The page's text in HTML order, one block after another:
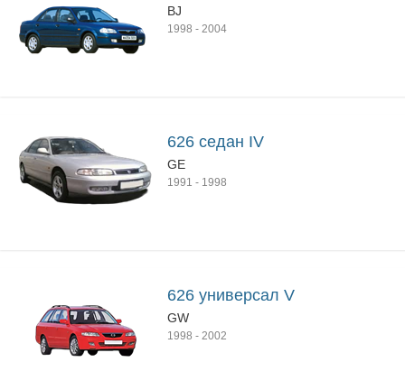
BJ
1998 - 2004
626 седан IV
GE
1991 - 1998
626 универсал V
GW
1998 - 2002